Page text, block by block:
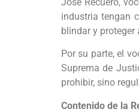
industria tengan
blindar y proteger
Por su parte, el
Suprema de
prohibir, sino
Contenido de la